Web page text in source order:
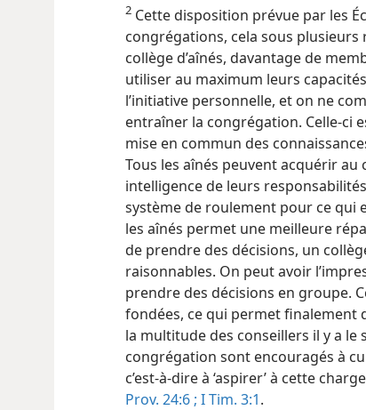
2 Cette disposition prévue par les
congrégations, cela sous plusieurs
collège d’aînés, davantage de
utiliser au maximum leurs
l’initiative personnelle, et on ne
entraîner la congrégation. Celle-ci
mise en commun des
Tous les aînés peuvent acquérir
intelligence de leurs
système de roulement pour ce qui
les aînés permet une meilleure
de prendre des décisions, un
raisonnables. On peut avoir
prendre des décisions en groupe.
fondées, ce qui permet finalement
la multitude des conseillers il y a le
congrégation sont encouragés à
c’est-à-dire à ‘aspirer’ à cette
Prov. 24:6 ; I Tim. 3:1.